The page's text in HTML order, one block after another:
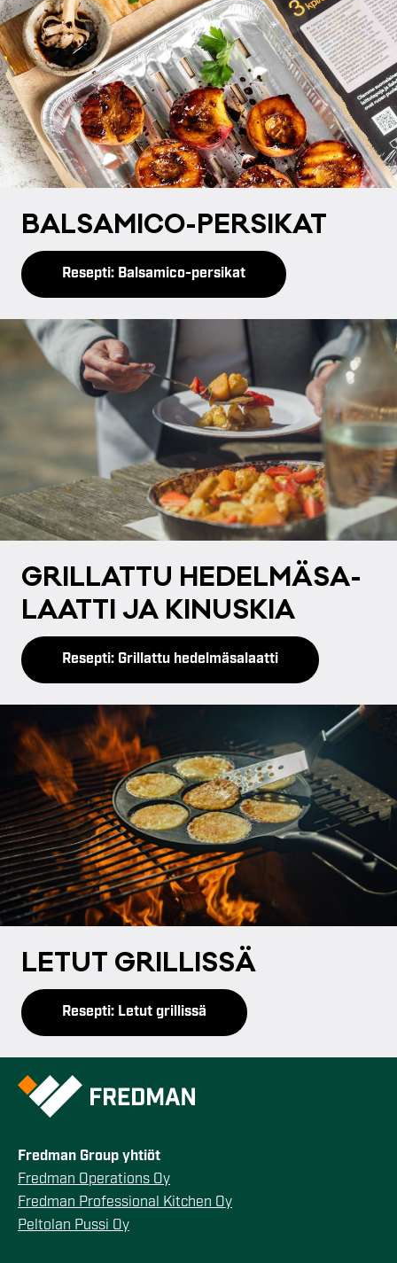
BAL­SA­MI­CO-PER­SI­KAT
Resepti: Balsamico-persikat
GRIL­LAT­TU HE­DEL­MÄ­SA­
LAAT­TI JA KI­NUS­KIA
Resepti: Grillattu hedelmäsalaatti
LE­TUT GRIL­LIS­SÄ
Resepti: Letut grillissä
Fredman Group yhtiöt
Fredman Operations Oy
Fredman Professional Kitchen Oy
Peltolan Pussi Oy